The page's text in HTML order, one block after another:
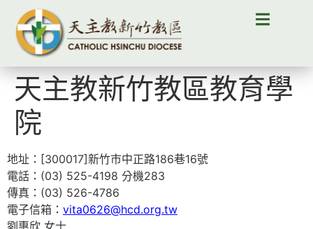
天主教新竹教區教育學
院
地址：[300017]新竹市中正路186巷16號
電話：(03) 525-4198 分機283
傳真：(03) 526-4786
電子信箱： vita0626@hcd.org.tw